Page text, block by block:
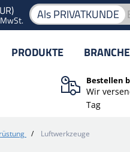
Als PRIVATKUNDE
PRODUKTE
Bestellen
Wir
Tag
/ Luftwerkzeuge